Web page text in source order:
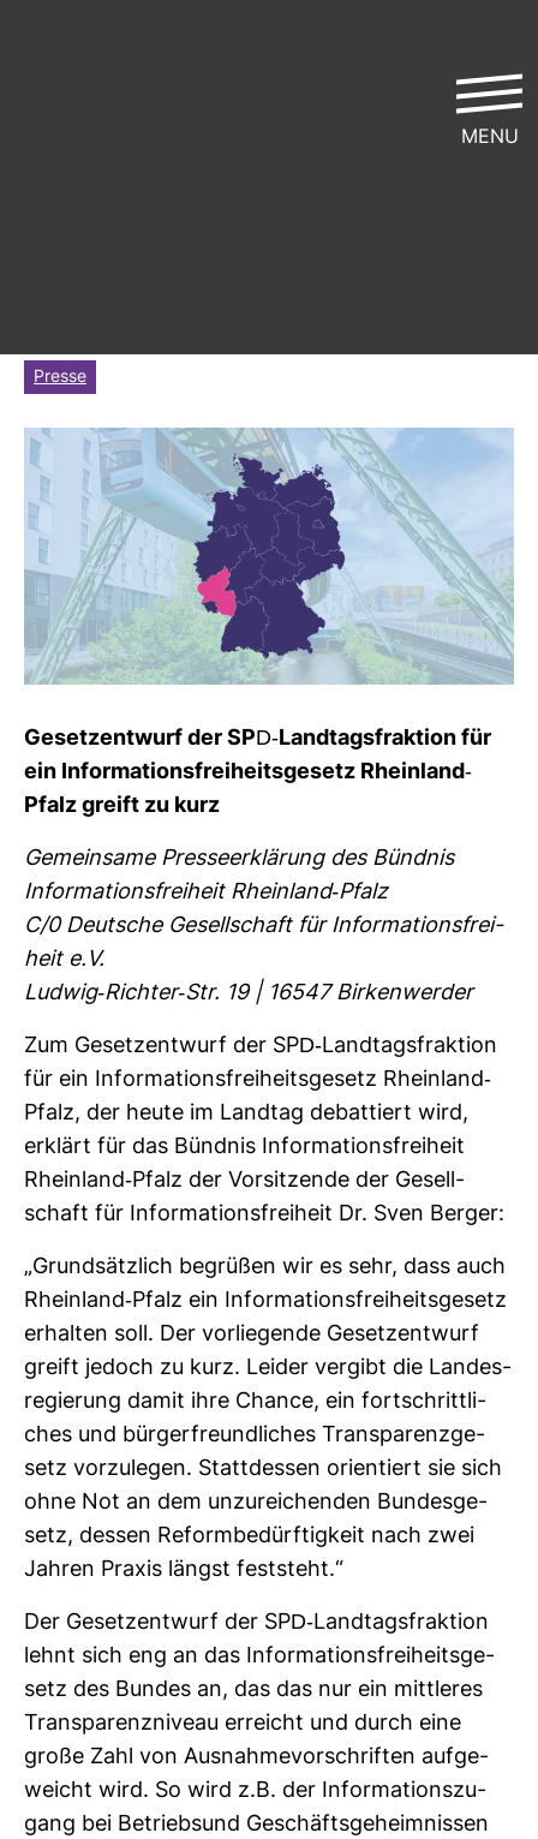
Presse
Gesetz­ent­wurf der SPD-​Land­tags­frak­tion für
ein Infor­ma­ti­ons­frei­heits­ge­setz Rhein­land-​
Pfalz greift zu kurz
Gemein­same Pres­se­er­klä­rung des Bündnis
Infor­ma­ti­ons­frei­heit Rhein­land-​Pfalz
C/0 Deut­sche Gesell­schaft für Infor­ma­ti­ons­frei­
heit e.V.
Ludwig-​Richter-​Str. 19 | 16547 Bir­ken­werder
Zum Gesetz­ent­wurf der SPD-​Land­tags­frak­tion
für ein Infor­ma­ti­ons­frei­heits­ge­setz Rhein­land-​
Pfalz, der heute im Landtag debat­tiert wird,
erklärt für das Bündnis Infor­ma­ti­ons­frei­heit
Rhein­land-​Pfalz der Vor­sit­zende der Gesell­
schaft für Infor­ma­ti­ons­frei­heit Dr. Sven Berger:
„Grund­sätz­lich begrüßen wir es sehr, dass auch
Rhein­land-​Pfalz ein Infor­ma­ti­ons­frei­heits­ge­setz
erhalten soll. Der vor­lie­gende Gesetz­ent­wurf
greift jedoch zu kurz. Leider ver­gibt die Lan­des­
re­gie­rung damit ihre Chance, ein fort­schritt­li­
ches und bür­ger­freund­li­ches Trans­pa­renz­ge­
setz vor­zu­legen. Statt­dessen ori­en­tiert sie sich
ohne Not an dem unzu­rei­chenden Bun­des­ge­
setz, dessen Reform­be­dürf­tig­keit nach zwei
Jahren Praxis längst fest­steht.“
Der Gesetz­ent­wurf der SPD-​Land­tags­frak­tion
lehnt sich eng an das Infor­ma­ti­ons­frei­heits­ge­
setz des Bundes an, das das nur ein mitt­leres
Trans­pa­renz­ni­veau erreicht und durch eine
große Zahl von Aus­nah­me­vor­schriften auf­ge­
weicht wird. So wird z.B. der Infor­ma­ti­ons­zu­
gang bei Betriebsund Geschäfts­ge­heim­nissen
MENU